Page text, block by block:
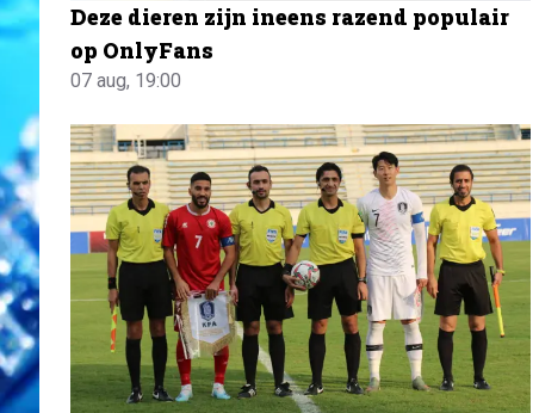
Deze dieren zijn ineens razend populair
op OnlyFans
07 aug, 19:00